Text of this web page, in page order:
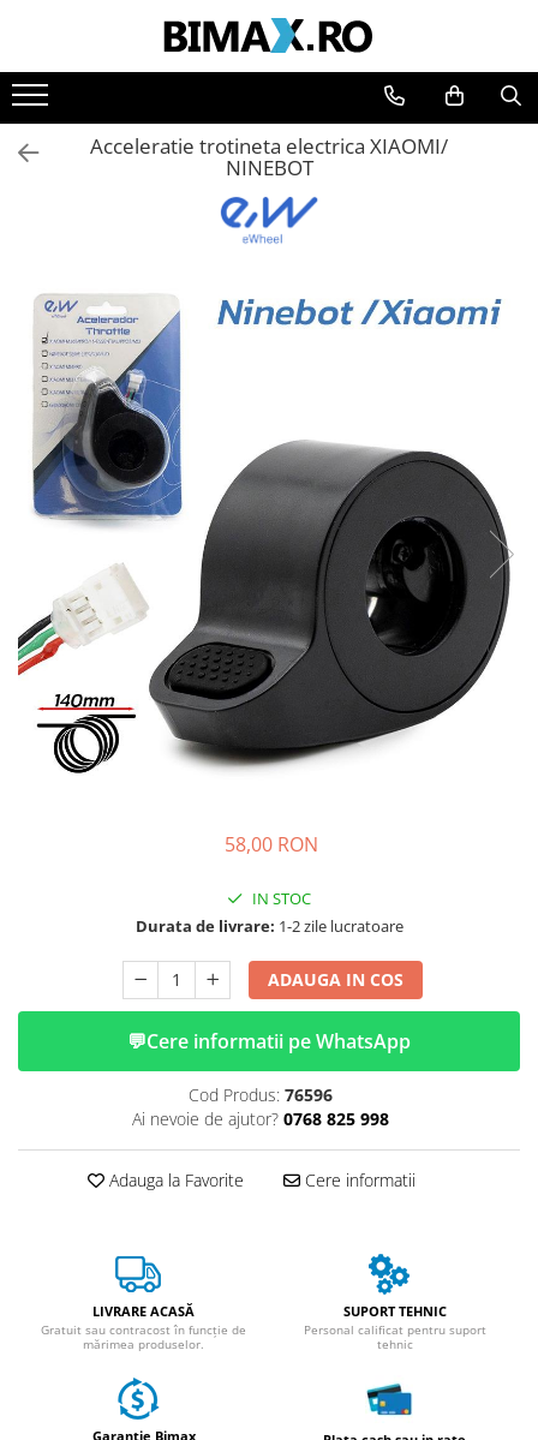
Toate Produsele
Triciclete Electrice
⬇ TIPURI
➔ Adulti - Fara permis
➔ Adulti - 2 Locuri
➔ Adulti - cu Cabina
➔ Cu 3 Roti
➔ Cu Cabina
➔ Cu Cabina fara Permis
➔ Cu Cabina Inchisa
➔ Cu Remorca
➔ Cu Remorca Fara Permis
➔ Fara Permis
➔ 4000W
⬇ MARCI
➔ Volta
➔ Kuba
➔ Jinpeng/AMR
Controllere
Toate accesoriile la Triciclete
Masini Electrice
Masina Electrica Arora
Masina Electrica 25 km/h
Masina Electrica 2 Locuri fara
Scutere Electrice
Acceleratie trotineta electrica XIAOMI/
NINEBOT
58,00 RON
IN STOC
Durata de livrare: 1-2 zile lucratoare
ADAUGA IN COS
💬Cere informatii pe WhatsApp
Cod Produs: 76596
Ai nevoie de ajutor? 0768 825 998
Adauga la Favorite Cere informatii
LIVRARE ACASĂ
Gratuit sau contracost în funcție de
mărimea produselor.
SUPORT TEHNIC
Personal calificat pentru suport
tehnic
Garantie Bimax